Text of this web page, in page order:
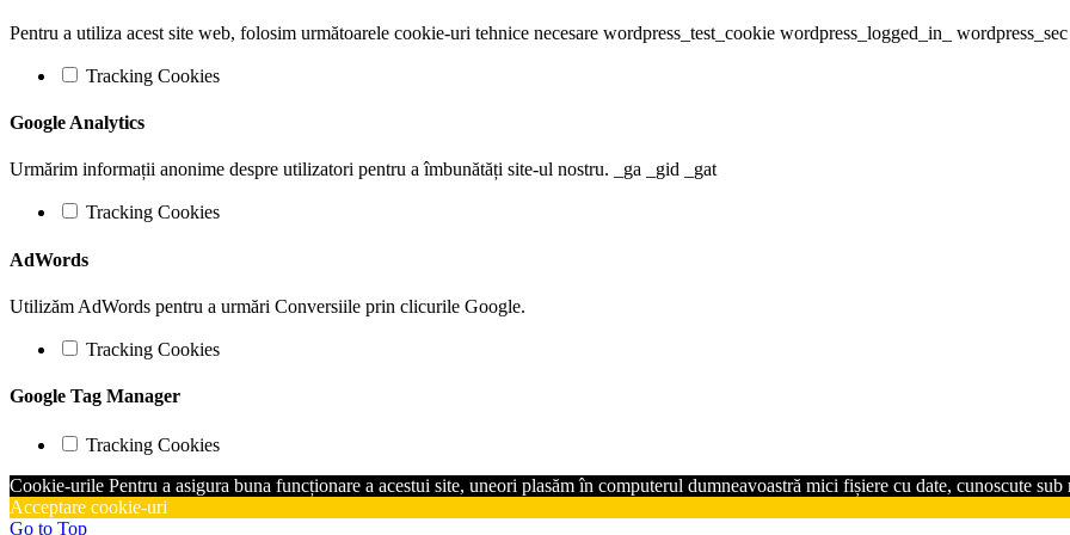
Pentru a utiliza acest site web, folosim următoarele cookie-uri tehnice necesare wordpress_test_cookie wordpress_logged_in_ wordpress_sec
Tracking Cookies
Google Analytics
Urmărim informații anonime despre utilizatori pentru a îmbunătăți site-ul nostru. _ga _gid _gat
Tracking Cookies
AdWords
Utilizăm AdWords pentru a urmări Conversiile prin clicurile Google.
Tracking Cookies
Google Tag Manager
Tracking Cookies
Cookie-urile Pentru a asigura buna funcționare a acestui site, uneori plasăm în computerul dumneavoastră mici fișiere cu date, cunoscute
Acceptare cookie-uri
Go to Top